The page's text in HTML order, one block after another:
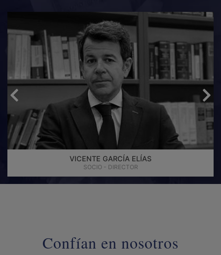
VICENTE GARCÍA ELÍAS
SOCIO - DIRECTOR
Confían en nosotros